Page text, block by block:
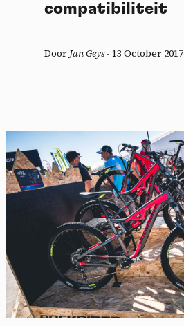
compatibiliteit
Door Jan Geys- 13 October 2017